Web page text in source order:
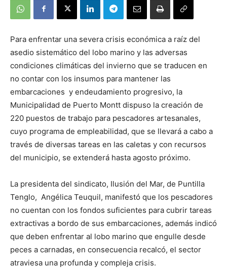
Para enfrentar una severa crisis económica a raíz del
asedio sistemático del lobo marino y las adversas
condiciones climáticas del invierno que se traducen en
no contar con los insumos para mantener las
embarcaciones y endeudamiento progresivo, la
Municipalidad de Puerto Montt dispuso la creación de
220 puestos de trabajo para pescadores artesanales,
cuyo programa de empleabilidad, que se llevará a cabo a
través de diversas tareas en las caletas y con recursos
del municipio, se extenderá hasta agosto próximo.
La presidenta del sindicato, Ilusión del Mar, de Puntilla
Tenglo, Angélica Teuquil, manifestó que los pescadores
no cuentan con los fondos suficientes para cubrir tareas
extractivas a bordo de sus embarcaciones, además indicó
que deben enfrentar al lobo marino que engulle desde
peces a carnadas, en consecuencia recalcó, el sector
atraviesa una profunda y compleja crisis.